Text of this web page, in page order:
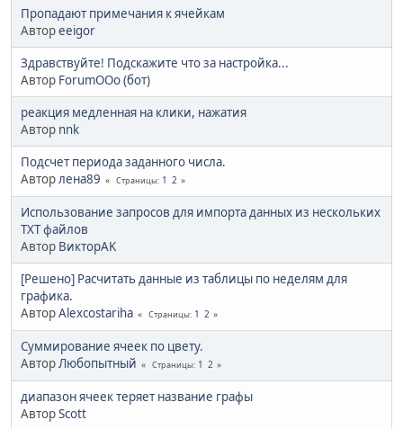
Пропадают примечания к ячейкам
Авторeeigor
Здравствуйте! Подскажите что за настройка...
Автор ForumOOo (бот)
реакция медленная на клики, нажатия
Автор nnk
Подсчет периода заданного числа.
Авторлена89 Страницы 1 2
Использование запросов для импорта данных из нескольких
TXT файлов
Автор ВикторAK
[Решено] Расчитать данные из таблицы по неделям для
графика.
АвторAlexcostariha Страницы 1 2
Суммирование ячеек по цвету.
Автор Любопытный Страницы 1 2
диапазон ячеек теряет название графы
АвторScott